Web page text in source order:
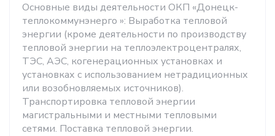
Основные виды деятельности ОКП «Донецк-
теплокоммунэнерго »: Выработка тепловой
энергии (кроме деятельности по производству
тепловой энергии на теплоэлектроцентралях,
ТЭС, АЭС, когенерационных установках и
установках с использованием нетрадиционных
или возобновляемых источников).
Транспортировка тепловой энергии
магистральными и местными тепловыми
сетями. Поставка тепловой энергии.